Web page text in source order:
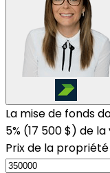
La mise de fonds
5% (17 500 $) de la
Prix de la propriété